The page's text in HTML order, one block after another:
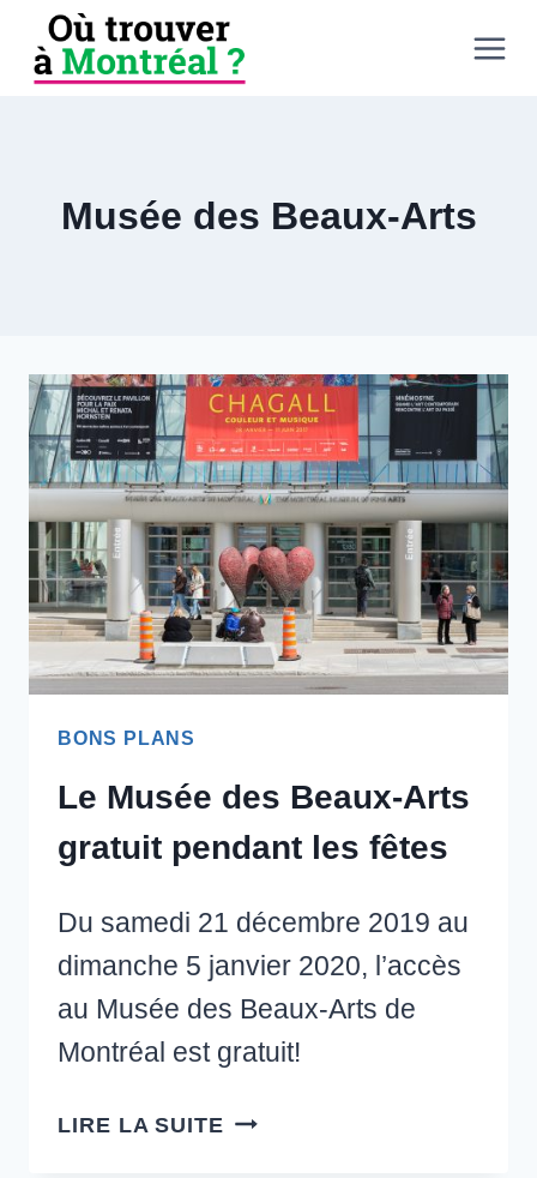
Aller
Musée des Beaux-Arts
BONS PLANS
Le Musée des Beaux-Arts
gratuit pendant les fêtes
Du samedi 21 décembre 2019 au
dimanche 5 janvier 2020, l’accès
au Musée des Beaux-Arts de
Montréal est gratuit!
LIRE LA SUITE LE